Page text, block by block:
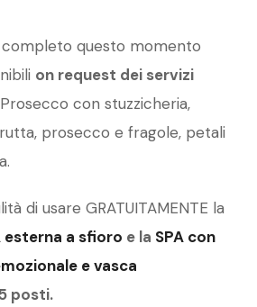
questo momento
on request dei servizi
con stuzzicheria,
prosecco e fragole, petali
di usare GRATUITAMENTE la
esterna a sfioro e la SPA con
e vasca
posti.